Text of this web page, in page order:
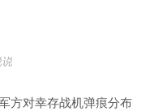
方对幸存战机弹痕分布